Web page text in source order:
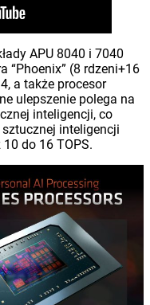
APU 8040 i 7040
“Phoenix” (8 rdzeni+16
a także procesor
ulepszenie polega na
inteligencji, co
inteligencji
do 16 TOPS.